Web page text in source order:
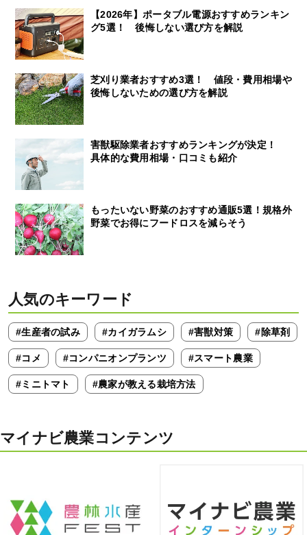
【2026年】ポータブル電源おすすめランキン
グ5選！ 後悔しない選び方を解説
芝刈り業者おすすめ3選！ 値段・費用相場や
後悔しないための選び方を解説
害獣駆除業者おすすめランキングが決定！
具体的な費用相場・口コミも紹介
もったいない野菜のおすすめ通販5選！規格外
野菜でお得にフードロスを減らそう
人気のキーワード
#生産者の試み #カイガラムシ #害獣対策 #除草剤
#コメ #コンパニオンプランツ #スマート農業
#ミニトマト #農家が教える栽培方法
マイナビ農業コンテンツ